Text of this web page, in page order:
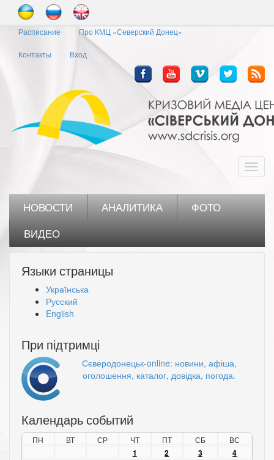
Перейти
основному
Расписание Про КМЦ «Северский Донец»
Контакты Вход
НОВОСТИ АНАЛИТИКА
ФОТО
ВИДЕО
Языки страницы
Українська
Русский
English
При підтримці
Сєверодонецьк-online: новини, афіша,
оголошення, каталог, довідка, погода.
Календарь событий
ПН ВТ СР ЧТ ПТ СБ ВС
1 2 3
4